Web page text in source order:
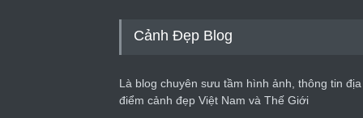
Cảnh Đẹp Blog
Là blog chuyên sưu tầm hình ảnh, thông tin địa
điểm cảnh đẹp Việt Nam và Thế Giới